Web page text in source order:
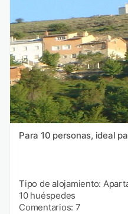
Para 10 personas, ideal
Tipo de alojamiento:
10 huéspedes
Comentarios: 7